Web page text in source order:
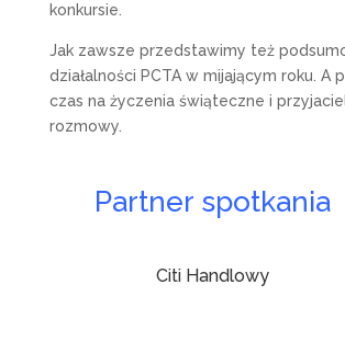
konkursie.
Jak zawsze przedstawimy też
działalności PCTA w mijającym roku. A
czas na życzenia świąteczne i
rozmowy.
Partner spotkania
Citi Handlowy